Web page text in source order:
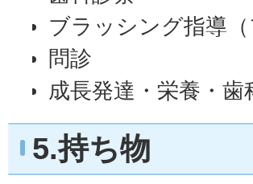
ブラッシング指導
問診
成長発達・栄養・歯
5.持ち物